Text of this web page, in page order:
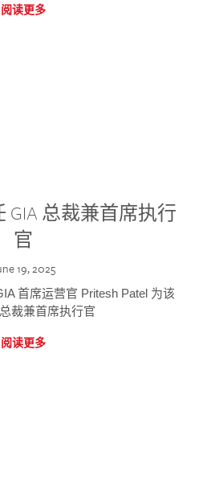
阅读更多
GIA 总裁兼首席执行
官
19, 2025
首席运营官 Pritesh Patel 为该
裁兼首席执行官
阅读更多